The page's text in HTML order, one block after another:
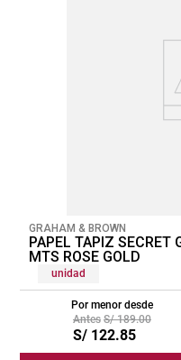
GRAHAM & BROWN
PAPEL TAPIZ SECRET
MTS ROSE GOLD
unidad
Por menor desde
S/ 189.00
S/ 122.85